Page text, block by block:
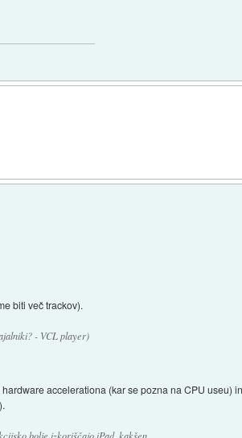
biti več trackov).
- VCL player)
accelerationa (kar se pozna na CPU useu)